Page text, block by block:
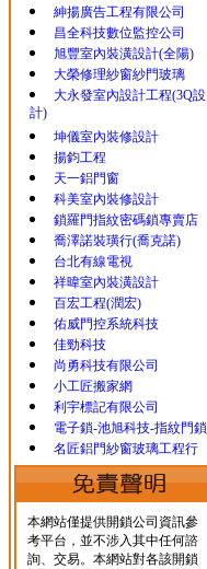
紳揚廣告工程有限公司
昌全科技數位監控公司
旭豐室內裝潢設計(全陽)
大榮修理紗窗紗門玻璃
大永發室內設計工程(3Q設
計)
坤儀室內裝修設計
揚鈞工程
天一鋁門窗
科美室內裝修設計
鎖羅門指紋密碼鎖專賣店
喬澤諾裝璜行(喬克諾)
台北有線電視
祥暐室內裝潢設計
百宏工程(潤宏)
佑威門控系統科技
佳勁科技
尚勇科技有限公司
小工匠搬家網
利宇標記有限公司
電子鎖-池旭科技-指紋門鎖
名匠鋁門紗窗玻璃工程行
本網站僅提供開鎖公司資訊參
考平台，並不涉入其中任何諮
詢、交易。本網站對各該開鎖